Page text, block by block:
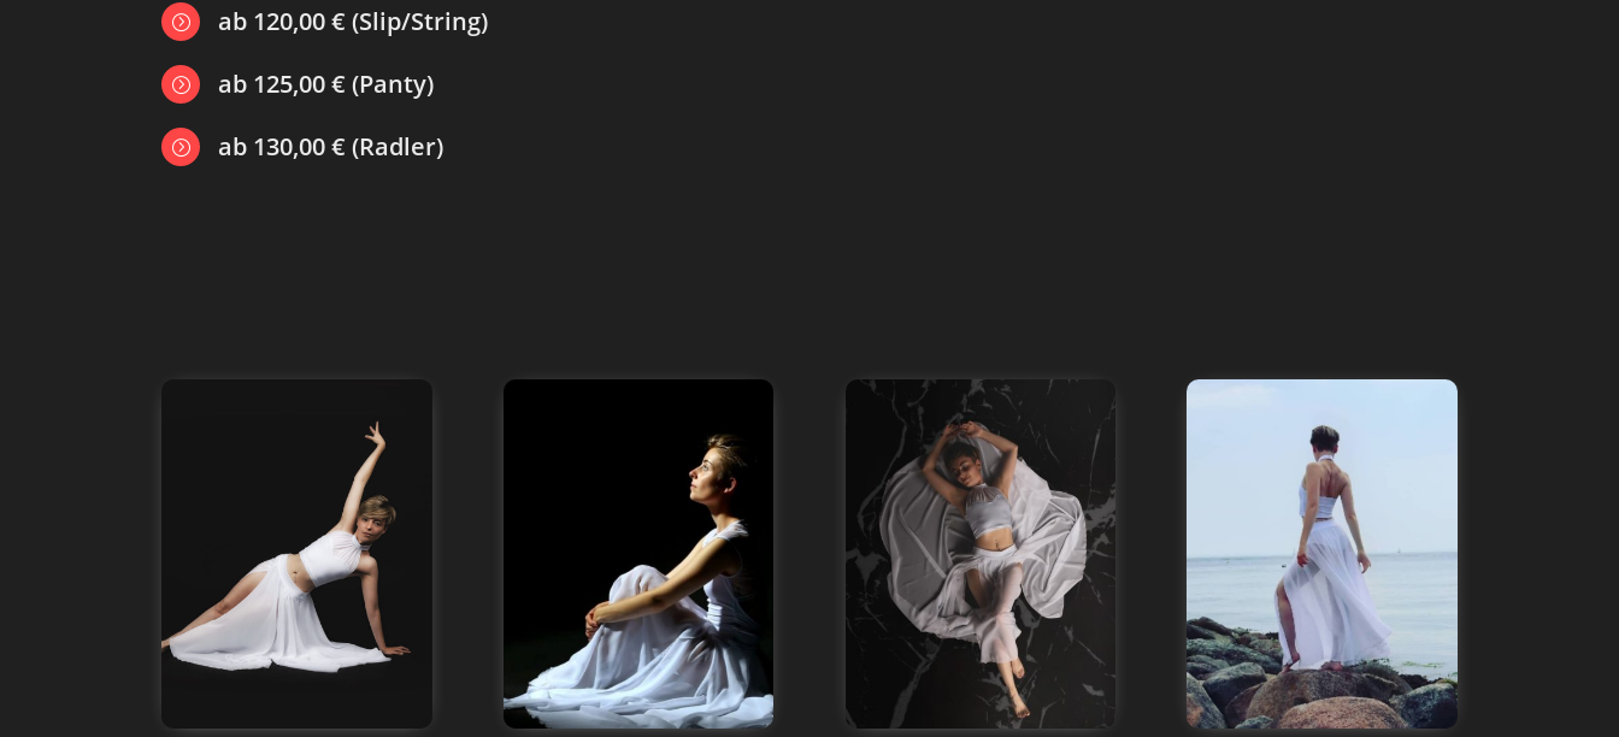
= ab 120,00 € (Slip/String)
= ab 125,00 € (Panty)
= ab 130,00 € (Radler)